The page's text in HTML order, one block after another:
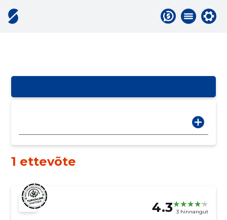
1 ettevõte
4.3 3 hinnangut